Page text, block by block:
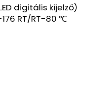
digitális kijelző)
RT/RT-80 ℃